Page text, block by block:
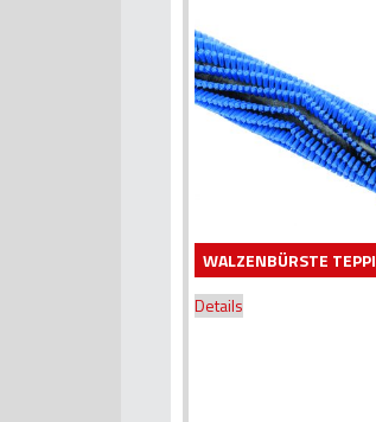
WALZENBÜRSTE
Details